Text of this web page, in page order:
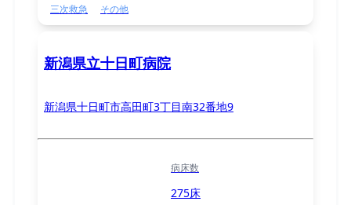
三次救急
その他
新潟県立十日町病院
新潟県十日町市高田町3丁目南32番地9
病床数
275床